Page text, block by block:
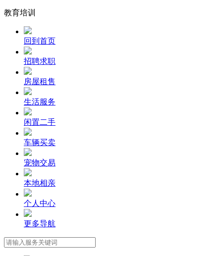
教育培训
回到首页
招聘求职
房屋租售
生活服务
闲置二手
车辆买卖
宠物交易
本地相亲
个人中心
更多导航